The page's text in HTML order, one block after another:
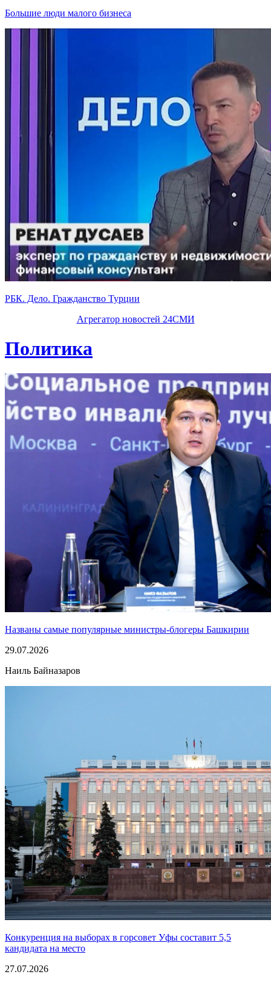
Большие люди малого бизнеса
РБК. Дело. Гражданство Турции
Агрегатор новостей 24СМИ
Политика
Названы самые популярные министры-блогеры Башкирии
29.07.2026
Наиль Байназаров
Конкуренция на выборах в горсовет Уфы составит 5,5
кандидата на место
27.07.2026